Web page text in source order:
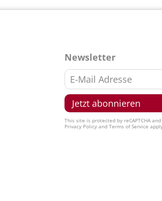
Newsletter
This site is protected by reCAPTCHA
Privacy Policyand Terms of Service